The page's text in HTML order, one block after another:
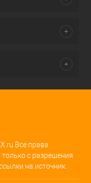
Все права
с разрешения
на источник.